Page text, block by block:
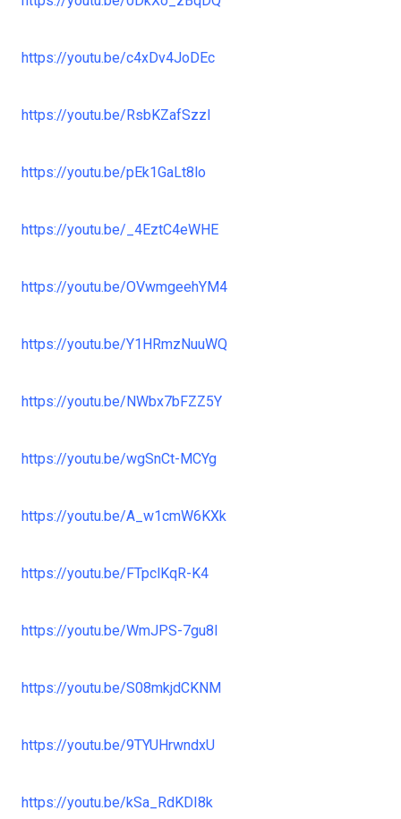
https://youtu.be/c4xDv4JoDEc
https://youtu.be/RsbKZafSzzI
https://youtu.be/pEk1GaLt8lo
https://youtu.be/_4EztC4eWHE
https://youtu.be/OVwmgeehYM4
https://youtu.be/Y1HRmzNuuWQ
https://youtu.be/NWbx7bFZZ5Y
https://youtu.be/wgSnCt-MCYg
https://youtu.be/A_w1cmW6KXk
https://youtu.be/FTpclKqR-K4
https://youtu.be/WmJPS-7gu8I
https://youtu.be/S08mkjdCKNM
https://youtu.be/9TYUHrwndxU
https://youtu.be/kSa_RdKDI8k